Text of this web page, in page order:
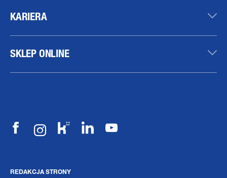
KARIERA
SKLEP ONLINE
REDAKCJA STRONY